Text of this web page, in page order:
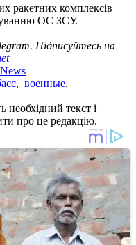
ракетних комплексів
ОС ЗСУ.
Підписуйтесь на
, военные,
необхідний текст і
про це редакцію.